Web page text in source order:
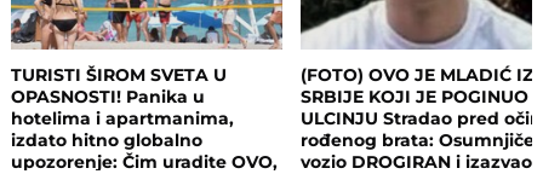
TURISTI ŠIROM SVETA U
OPASNOSTI! Panika u
hotelima i apartmanima,
izdato hitno globalno
upozorenje: Čim uradite OVO,
(FOTO) OVO JE MLADIĆ IZ
SRBIJE KOJI JE POGINUO
ULCINJU Stradao pred
rođenog brata:
vozio DROGIRAN i izazvao